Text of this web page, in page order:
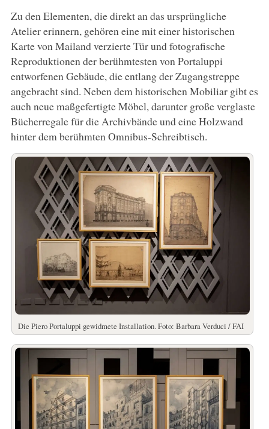
Zu den Elementen, die direkt an das ursprüngliche
Atelier erinnern, gehören eine mit einer historischen
Karte von Mailand verzierte Tür und fotografische
Reproduktionen der berühmtesten von Portaluppi
entworfenen Gebäude, die entlang der Zugangstreppe
angebracht sind. Neben dem historischen Mobiliar gibt es
auch neue maßgefertigte Möbel, darunter große verglaste
Bücherregale für die Archivbände und eine Holzwand
hinter dem berühmten Omnibus-Schreibtisch.
Die Piero Portaluppi gewidmete Installation. Foto: Barbara Verduci / FAI